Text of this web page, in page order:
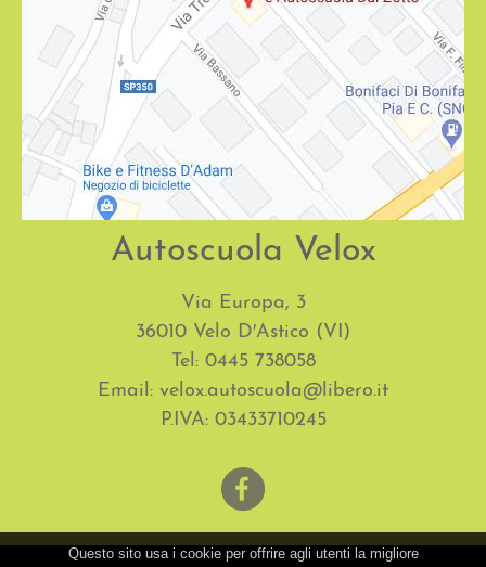
Autoscuola Velox
Via Europa, 3
36010 Velo D′Astico (VI)
Tel: 0445 738058
Email: velox.autoscuola@libero.it
P.IVA: 03433710245
Questo sito usa i cookie per offrire agli utenti la migliore